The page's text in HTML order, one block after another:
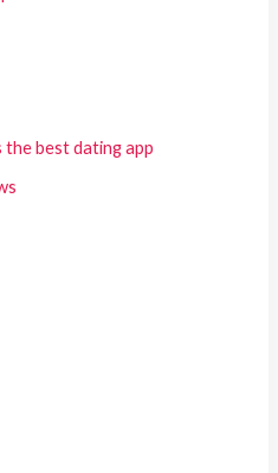
the best dating app